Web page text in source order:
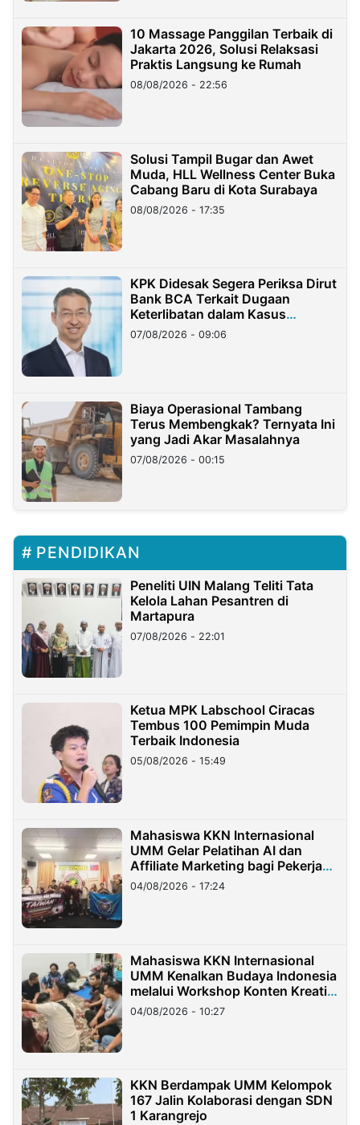
10 Massage Panggilan Terbaik di
Jakarta 2026, Solusi Relaksasi
Praktis Langsung ke Rumah
08/08/2026 - 22:56
Solusi Tampil Bugar dan Awet
Muda, HLL Wellness Center Buka
Cabang Baru di Kota Surabaya
08/08/2026 - 17:35
KPK Didesak Segera Periksa Dirut
Bank BCA Terkait Dugaan
Keterlibatan dalam Kasus
Hilangnya Dana Nasabah Rp2,58
Miliar
07/08/2026 - 09:06
Biaya Operasional Tambang
Terus Membengkak? Ternyata Ini
yang Jadi Akar Masalahnya
07/08/2026 - 00:15
PENDIDIKAN
Peneliti UIN Malang Teliti Tata
Kelola Lahan Pesantren di
Martapura
07/08/2026 - 22:01
Ketua MPK Labschool Ciracas
Tembus 100 Pemimpin Muda
Terbaik Indonesia
05/08/2026 - 15:49
Mahasiswa KKN Internasional
UMM Gelar Pelatihan AI dan
Affiliate Marketing bagi Pekerja
Migran Indonesia di Taiwan
04/08/2026 - 17:24
Mahasiswa KKN Internasional
UMM Kenalkan Budaya Indonesia
melalui Workshop Konten Kreatif
di Taiwan
04/08/2026 - 10:27
KKN Berdampak UMM Kelompok
167 Jalin Kolaborasi dengan SDN
1 Karangrejo